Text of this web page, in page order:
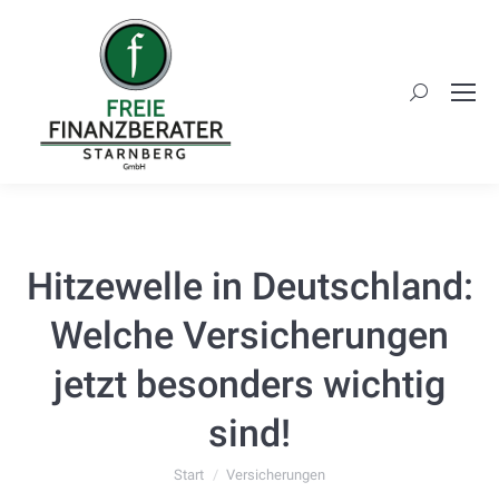
Search:
Hitzewelle in Deutschland:
Welche Versicherungen
jetzt besonders wichtig
sind!
Sie befinden sich hier:Start
Versicherungen